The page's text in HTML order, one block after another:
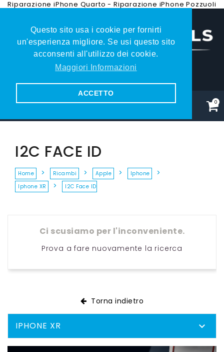
Questo sito usa i cookie per fornirti
un'esperienza migliore. Se usi questo sito
acconsenti all'utilizzo dei cookie.
Maggiori Informazioni
ACCETTO
Riparazione iPhone Quarto - Riparazione iPhone Pozzuoli
0
I2C FACE ID
Home Ricambi Apple
Iphone
Iphone XR
I2C Face ID
Ci scusiamo per l'inconveniente.
Prova a fare nuovamente la ricerca
Torna indietro
IPHONE XR 